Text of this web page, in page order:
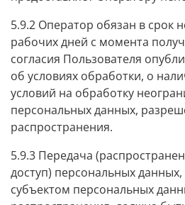
5.9.2 Оператор обязан в срок
рабочих дней с момента
согласия Пользователя
об условиях обработки, о
условий на обработку
персональных данных,
распространения.
5.9.3 Передача
доступ) персональных
субъектом персональных